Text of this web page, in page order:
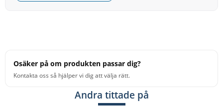
Osäker på om produkten passar dig?
Kontakta oss så hjälper vi dig att välja rätt.
Andra tittade på